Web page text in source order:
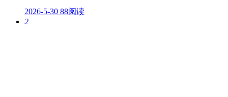
2026-5-30 88阅读
2